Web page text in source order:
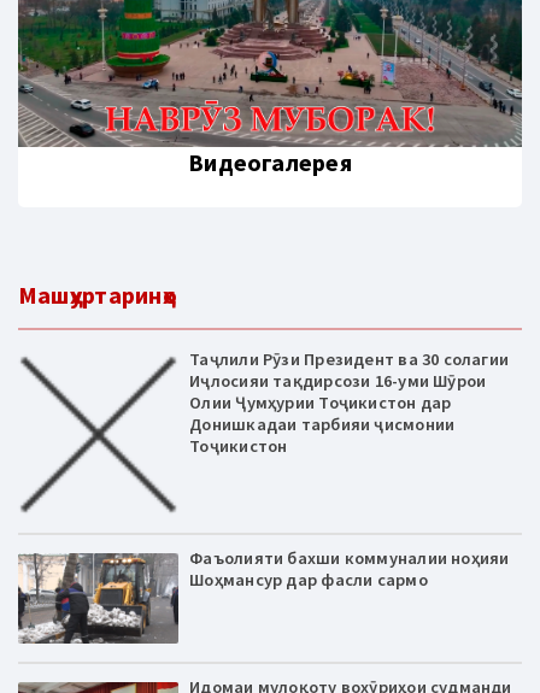
Видеогалерея
Машҳуртаринҳо
Таҷлили Рӯзи Президент ва 30 солагии
Иҷлосияи тақдирсози 16-уми Шӯрои
Олии Ҷумҳурии Тоҷикистон дар
Донишкадаи тарбияи ҷисмонии
Тоҷикистон
Фаъолияти бахши коммуналии ноҳияи
Шоҳмансур дар фасли сармо
Идомаи мулоқоту вохӯриҳои судманди